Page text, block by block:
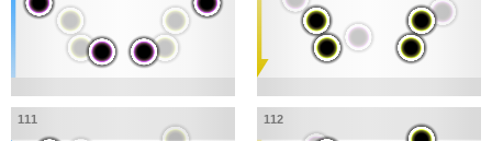
111 112